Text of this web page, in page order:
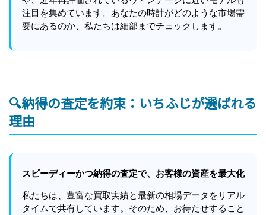
注目を集めています。あなたの時計がどのような市場需
要にあるのか、私たちは細部までチェックします。
🔍納得の査定を約束：いちふじが選ばれる
理由
スピーディーかつ納得の査定で、お客様の資産を最大化
私たちは、豊富な買取実績と最新の相場データをリアル
タイムで共有しています。そのため、お待たせすること